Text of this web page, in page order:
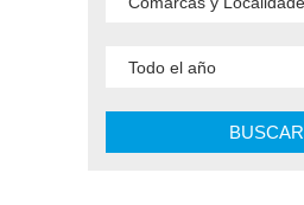
BUSCAR